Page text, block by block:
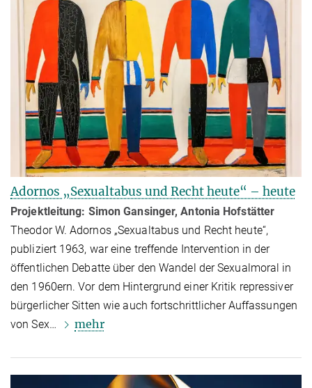
Adornos „Sexualtabus und Recht heute“ – heute
Projektleitung: Simon Gansinger, Antonia Hofstätter
Theodor W. Adornos „Sexualtabus und Recht heute“,
publiziert 1963, war eine treffende Inter­ven­tion in der
öffent­li­chen Debatte über den Wandel der Sexualmoral in
den 1960ern. Vor dem Hintergrund einer Kritik repressiver
bürgerlicher Sitten wie auch fortschrittlicher Auffas­sun­gen
von Sex…
mehr